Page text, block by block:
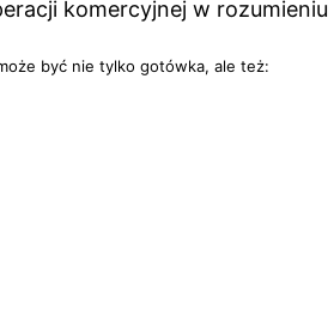
komercyjnej w rozumieniu
być nie tylko gotówka, ale też: